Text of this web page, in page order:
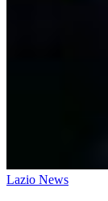
Lazio News